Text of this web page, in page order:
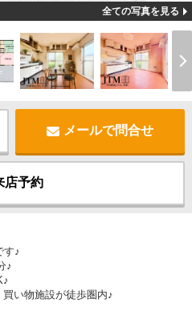
全ての写真を見る
メールで問合せ
店予約
す♪
♪
い物施設が徒歩圏内♪